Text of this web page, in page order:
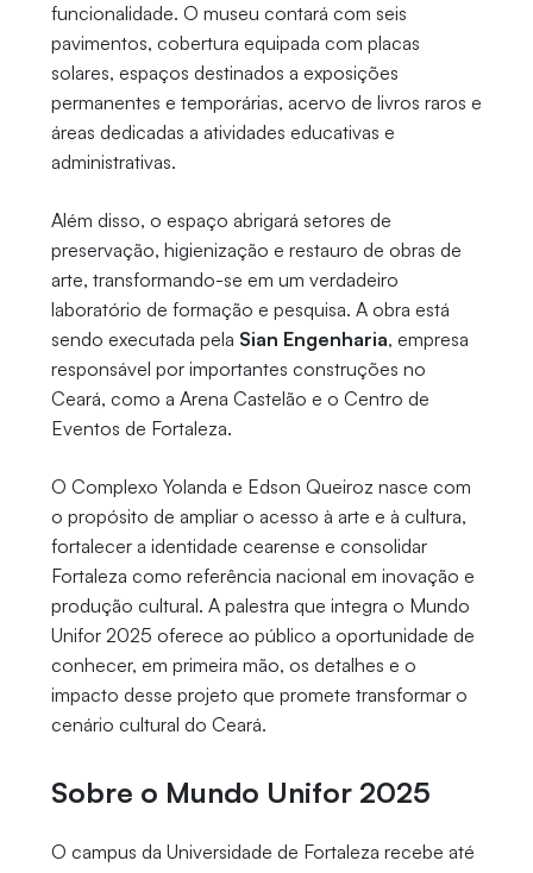
funcionalidade. O museu contará com seis
pavimentos, cobertura equipada com placas
solares, espaços destinados a exposições
permanentes e temporárias, acervo de livros raros e
áreas dedicadas a atividades educativas e
administrativas.
Além disso, o espaço abrigará setores de
preservação, higienização e restauro de obras de
arte, transformando-se em um verdadeiro
laboratório de formação e pesquisa. A obra está
sendo executada pela Sian Engenharia, empresa
responsável por importantes construções no
Ceará, como a Arena Castelão e o Centro de
Eventos de Fortaleza.
O Complexo Yolanda e Edson Queiroz nasce com
o propósito de ampliar o acesso à arte e à cultura,
fortalecer a identidade cearense e consolidar
Fortaleza como referência nacional em inovação e
produção cultural. A palestra que integra o Mundo
Unifor 2025 oferece ao público a oportunidade de
conhecer, em primeira mão, os detalhes e o
impacto desse projeto que promete transformar o
cenário cultural do Ceará.
Sobre o Mundo Unifor 2025
O campus da Universidade de Fortaleza recebe até